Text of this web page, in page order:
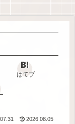
はてブ
2026.08.05